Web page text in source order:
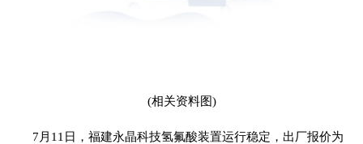
(相关资料图)
7月11日，福建永晶科技氢氟酸装置运行稳定，出厂报价为